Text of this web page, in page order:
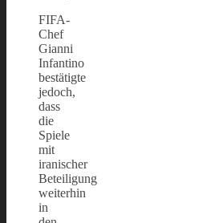
FIFA-
Chef
Gianni
Infantino
bestätigte
jedoch,
dass
die
Spiele
mit
iranischer
Beteiligung
weiterhin
in